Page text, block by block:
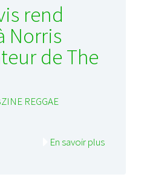
rend
Norris
de The
REGGAE
En savoir plus